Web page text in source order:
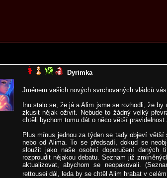
Dyrimka
Jménem vašich nových svrchovaných vládců
Inu stalo se, že já a Alim jsme se rozhodli, že
zkusit nějak oživit. Nebude to žádný velký
chtěli bychom tomu dát o něco větší pravidelnost
Plus mínus jednou za týden se tady objeví větší
nebo od Alima. To se předsadí, dokud se
sloužit jako naše osobní doporučení daných
rozproudit nějakou debatu. Seznam již
aktualizovat, abychom se neopakovali.
rettousei dál, leda by se chtěl Alim hrabat v